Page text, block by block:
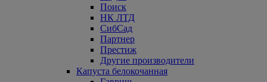
Поиск
НК ЛТД
СибСад
Партнер
Престиж
Другие производители
Капуста белокочанная